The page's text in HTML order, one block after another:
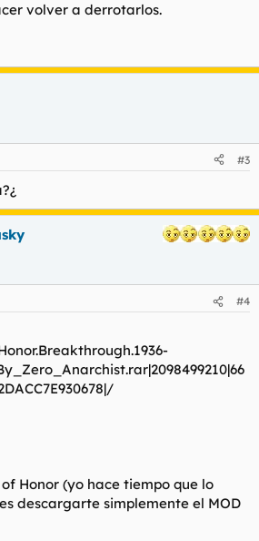
volver a derrotarlos.
#3
#4
Honor (yo hace tiempo que lo
descargarte simplemente el MOD